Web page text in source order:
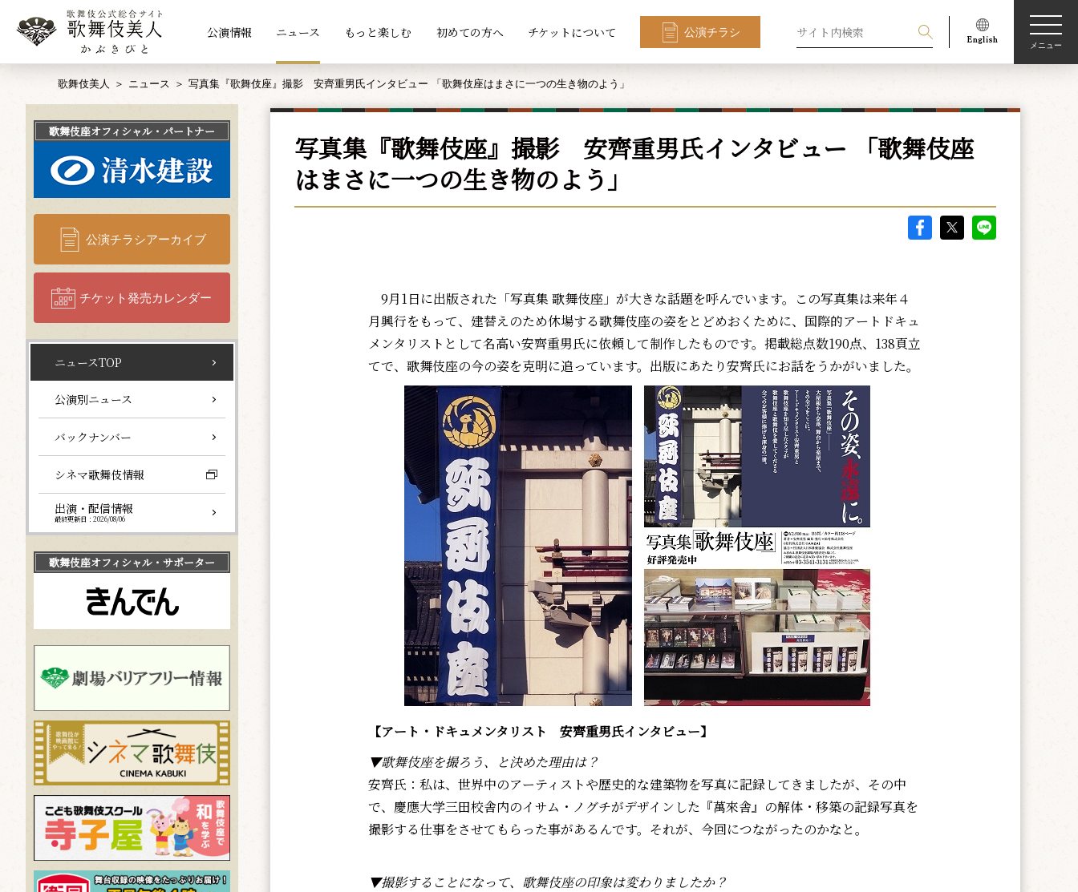
公演情報 ニュース もっと楽しむ 初めての方へ チケットについて 公演チラシ
メニュー
歌舞伎美人 ニュース 写真集『歌舞伎座』撮影 安齊重男氏インタビュー 「歌舞伎座はまさに一つの生き物のよう」
写真集『歌舞伎座』撮影 安齊重男氏インタビュー 「歌舞伎座
はまさに一つの生き物のよう」
9月1日に出版された「写真集 歌舞伎座」が大きな話題を呼んでいます。この写真集は来年４
月興行をもって、建替えのため休場する歌舞伎座の姿をとどめおくために、国際的アートドキュ
メンタリストとして名高い安齊重男氏に依頼して制作したものです。掲載総点数190点、138頁立
てで、歌舞伎座の今の姿を克明に追っています。出版にあたり安齊氏にお話をうかがいました。
【アート・ドキュメンタリスト 安齊重男氏インタビュー】
▼歌舞伎座を撮ろう、と決めた理由は？
安齊氏：私は、世界中のアーティストや歴史的な建築物を写真に記録してきましたが、その中
で、慶應大学三田校舎内のイサム・ノグチがデザインした『萬來舎』の解体・移築の記録写真を
撮影する仕事をさせてもらった事があるんです。それが、今回につながったのかなと。
▼撮影することになって、歌舞伎座の印象は変わりましたか？
歌舞伎座オフィシャル・パートナー
公演チラシアーカイブ
チケット発売カレンダー
ニュースTOP
公演別ニュース
バックナンバー
シネマ歌舞伎情報
出演・配信情報
最終更新日：2026/08/06
歌舞伎座オフィシャル・サポーター